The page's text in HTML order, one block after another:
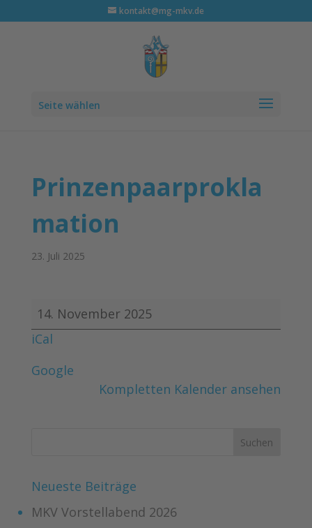
kontakt@mg-mkv.de
Seite wählen
Prinzenpaarprokla
mation
23. Juli 2025
Prinzenpaarproklamation
14. November 2025
iCal
Google
Kompletten Kalender ansehen
Neueste Beiträge
MKV Vorstellabend 2026